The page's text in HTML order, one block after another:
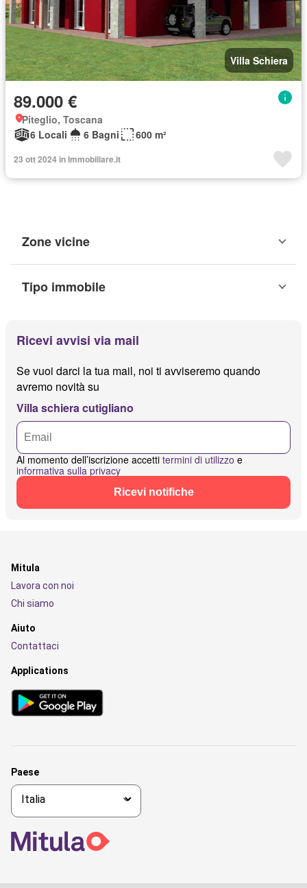
Villa Schiera
89.000 €
Piteglio, Toscana
6 Locali
6 Bagni 600 m²
23 ott 2024 in Immobiliare.it
Zone vicine
Tipo immobile
Ricevi avvisi via mail
Se vuoi darci la tua mail, noi ti avviseremo quando
avremo novità su
Villa schiera cutigliano
Al momento dell’iscrizione accetti termini di utilizzo e
informativa sulla privacy
Ricevi notifiche
Mitula
Lavora con noi
Chi siamo
Aiuto
Contattaci
Applications
Paese